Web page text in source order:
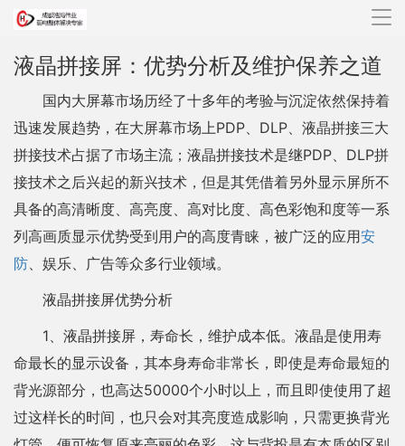
导
液晶拼接屏：优势分析及维护保养之道
国内大屏幕市场历经了十多年的考验与沉淀依然保持着
迅速发展趋势，在大屏幕市场上PDP、DLP、液晶拼接三大
拼接技术占据了市场主流；液晶拼接技术是继PDP、DLP拼
接技术之后兴起的新兴技术，但是其凭借着另外显示屏所不
具备的高清晰度、高亮度、高对比度、高色彩饱和度等一系
列高画质显示优势受到用户的高度青睐，被广泛的应用安
防、娱乐、广告等众多行业领域。
液晶拼接屏优势分析
1、液晶拼接屏，寿命长，维护成本低。液晶是使用寿
命最长的显示设备，其本身寿命非常长，即使是寿命最短的
背光源部分，也高达50000个小时以上，而且即使使用了超
过这样长的时间，也只会对其亮度造成影响，只需更换背光